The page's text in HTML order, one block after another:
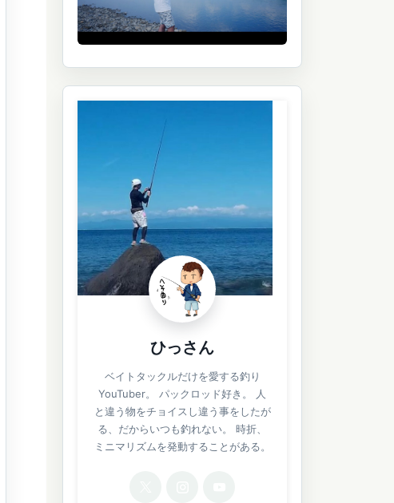
ひっさん
ベイトタックルだけを愛する釣り
YouTuber。 パックロッド好き。 人
と違う物をチョイスし違う事をしたが
る、だからいつも釣れない。 時折、
ミニマリズムを発動することがある。